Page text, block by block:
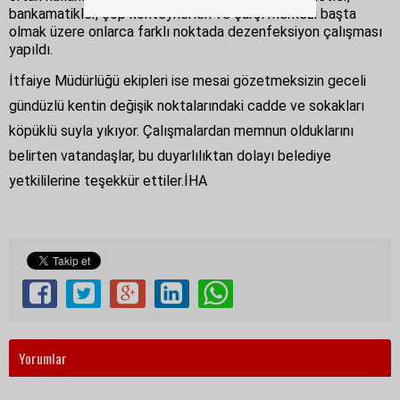
bankamatikler, çöp konteynerleri ve çarşı merkezi başta
olmak üzere onlarca farklı noktada dezenfeksiyon çalışması
yapıldı.
İtfaiye Müdürlüğü ekipleri ise mesai gözetmeksizin geceli
gündüzlü kentin değişik noktalarındaki cadde ve sokakları
köpüklü suyla yıkıyor. Çalışmalardan memnun olduklarını
belirten vatandaşlar, bu duyarlılıktan dolayı belediye
yetkililerine teşekkür ettiler.İHA
Yorumlar